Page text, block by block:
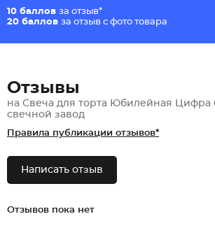
10 баллов за отзыв*
20 баллов за отзыв с фото товара
Отзывы
на Свеча для торта Юбилейная Цифра
свечной завод
Правила публикации отзывов*
Написать отзыв
Отзывов пока нет